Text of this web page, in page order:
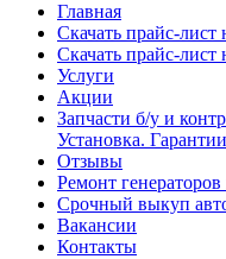
Главная
Скачать прайс-лист
Скачать прайс-лист
Услуги
Акции
Запчасти б/у и
Установка. Гарантии
Отзывы
Ремонт генераторов
Cрочный выкуп
Вакансии
Контакты